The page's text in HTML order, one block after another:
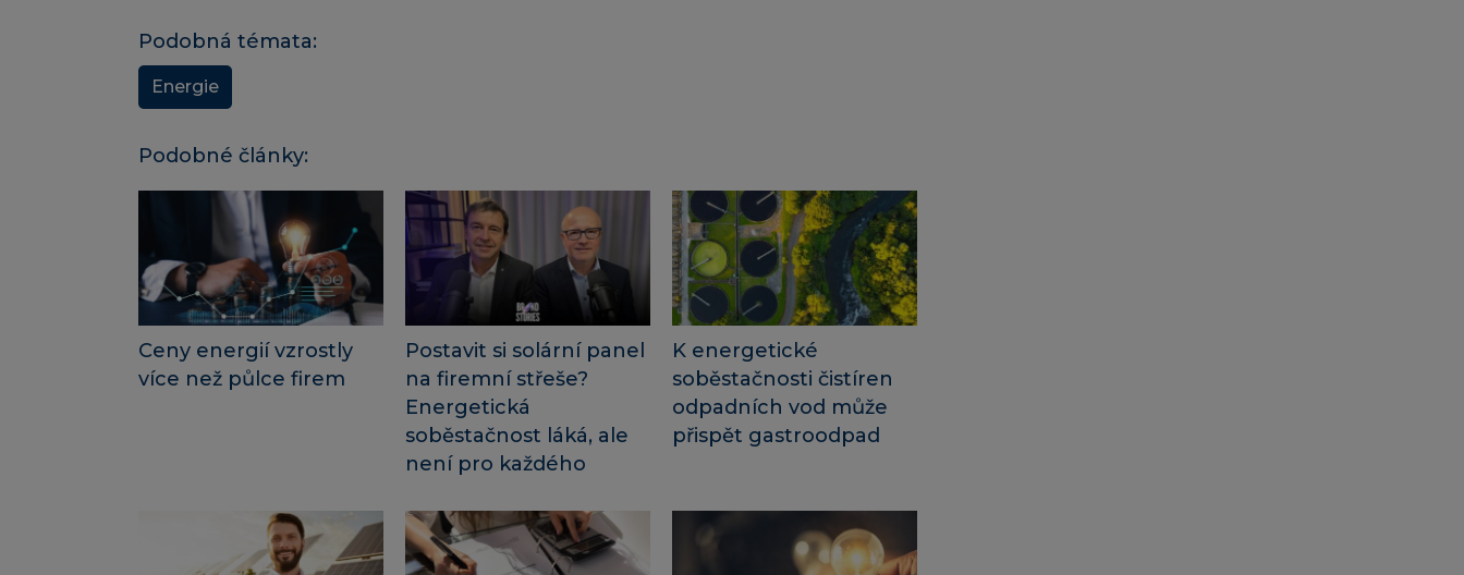
Podobná témata:
Energie
Podobné články:
Ceny energií vzrostly
více než půlce firem
Postavit si solární panel
na firemní střeše?
Energetická
soběstačnost láká, ale
není pro každého
K energetické
soběstačnosti čistíren
odpadních vod může
přispět gastroodpad